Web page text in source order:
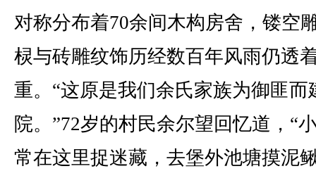
对称分布着70余间木构房舍，镂空
棂与砖雕纹饰历经数百年风雨仍透
重。“这原是我们余氏家族为御匪而
院。”72岁的村民余尔望回忆道，“
常在这里捉迷藏，去堡外池塘摸泥